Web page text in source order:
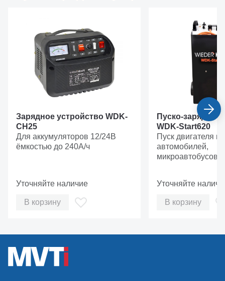
Зарядное устройство WDK-
CH25
Для аккумуляторов 12/24В
ёмкостью до 240А/ч
Уточняйте наличие
В корзину
Пуско-зарядное
WDK-Start620
Пуск двигателя
автомобилей,
микроавтобусов,
Для
ёмкостью до
Уточняйте
В корзину